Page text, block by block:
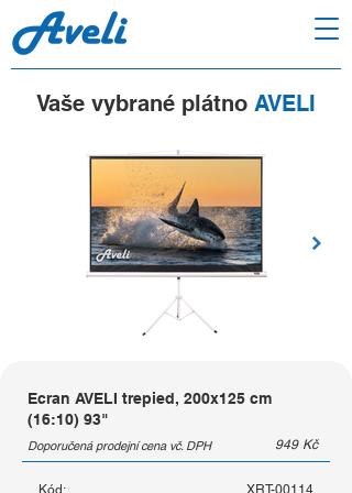
Vaše vybrané plátno AVELI
Ecran AVELI trepied, 200x125 cm
(16:10) 93"
Doporučená prodejní cena vč. DPH 949 Kč
Kód: XRT-00114